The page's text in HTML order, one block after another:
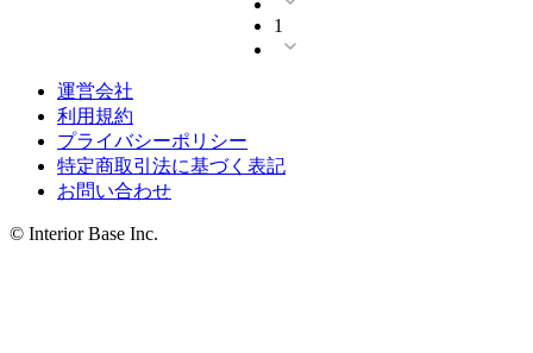
1
運営会社
利用規約
プライバシーポリシー
特定商取引法に基づく表記
お問い合わせ
© Interior Base Inc.